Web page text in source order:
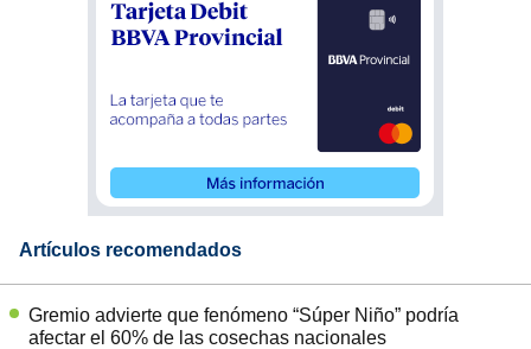
Artículos recomendados
Gremio advierte que fenómeno “Súper Niño” podría
afectar el 60% de las cosechas nacionales